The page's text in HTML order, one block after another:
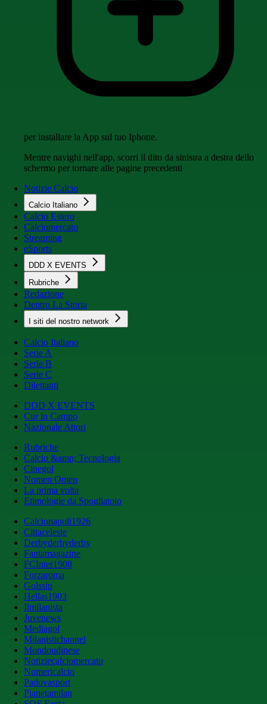
per installare la App sul tuo Iphone.
Mentre navighi nell'app, scorri il dito da sinistra a destra dello
schermo per tornare alle pagine precedenti
Notizie Calcio
Calcio Italiano
Calcio Estero
Calciomercato
Streaming
eSports
DDD X EVENTS
Rubriche
Redazione
Dentro La Storia
I siti del nostro network
Calcio Italiano
Serie A
Serie B
Serie C
Dilettanti
DDD X EVENTS
Cur in Campo
Nazionale Attori
Rubriche
Calcio &amp; Tecnologia
Cinegol
Nomen Omen
La prima volta
Etimologie da Spogliatoio
Calcionapoli1926
Cittaceleste
Derbyderbyderby
Fantamagazine
FCInter1908
Forzaroma
Golssip
Hellas1903
Ilmilanista
Juvenews
Mediagol
Milanistichannel
Mondoudinese
Notiziecalciomercato
Numericalcio
Padovasport
Pianetamilan